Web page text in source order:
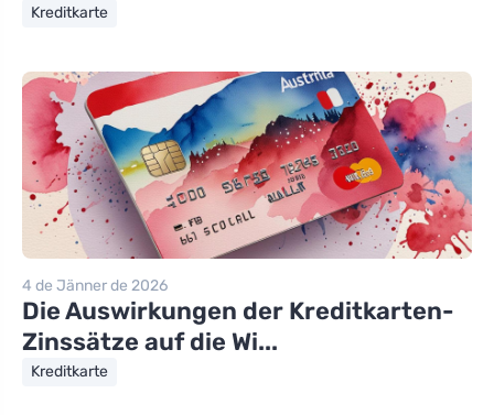
Kreditkarte
4 de Jänner de 2026
Die Auswirkungen der Kreditkarten-
Zinssätze auf die Wi...
Kreditkarte